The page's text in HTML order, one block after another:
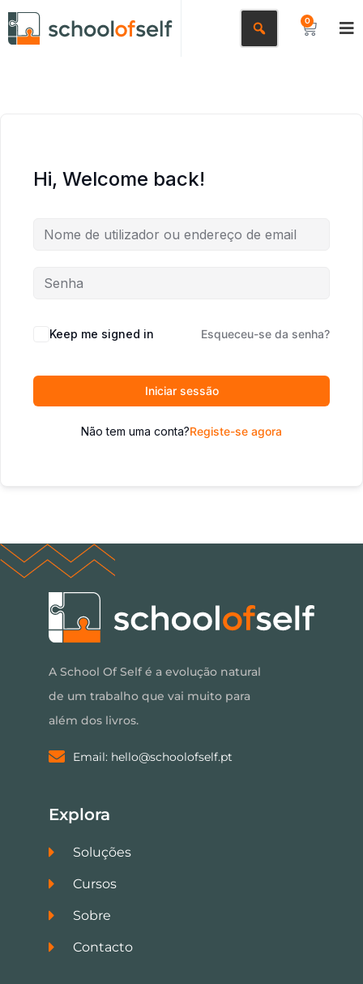
0
Hi, Welcome back!
Keep me signed in Esqueceu-se da senha?
Iniciar sessão
Não tem uma conta?Registe-se agora
A School Of Self é a evolução natural
de um trabalho que vai muito para
além dos livros.
Email: hello@schoolofself.pt
Explora
Soluções
Cursos
Sobre
Contacto